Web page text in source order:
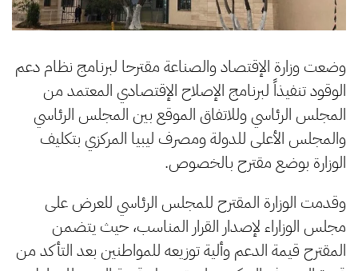
وضعت وزارة الإقتصاد والصناعة مقترحا لبرنامج نظام دعم
الوقود تنفيذاً لبرنامج الإصلاح الإقتصادي المعتمد من
المجلس الرئاسي وللاتفاق الموقع بين المجلس الرئاسي
والمجلس الأعلى للدولة ومصرف ليبيا المركزي بتكليف
الوزارة بوضع مقترح بالخصوص.
وقدمت الوزارة المقترح للمجلس الرئاسي للعرض على
مجلس الوزاراء لإصدار القرار المناسب، حيث يتضمن
المقترح قيمة الدعم وألية توزيعه للمواطنين بعد التأكد من